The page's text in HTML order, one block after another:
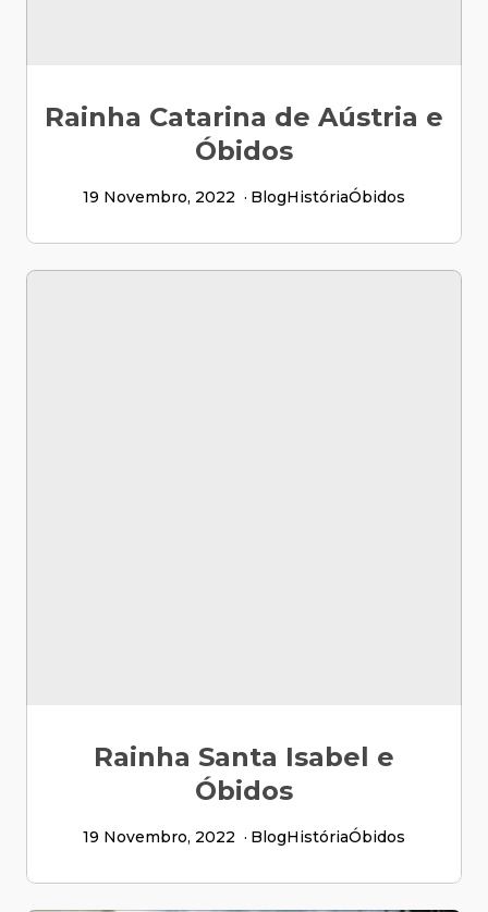
Rainha Catarina de Aústria e
Óbidos
19 Novembro, 2022 BlogHistóriaÓbidos
Rainha Santa Isabel e
Óbidos
19 Novembro, 2022 BlogHistóriaÓbidos